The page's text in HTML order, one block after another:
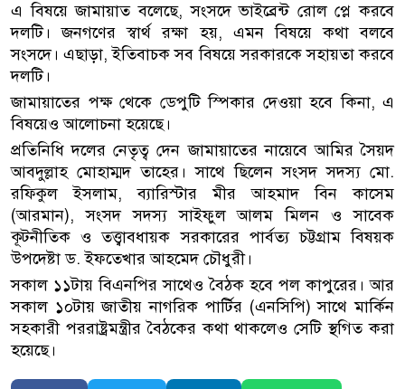
এ বিষয়ে জামায়াত বলেছে, সংসদে ভাইব্রেন্ট রোল প্লে করবে
দলটি। জনগণের স্বার্থ রক্ষা হয়, এমন বিষয়ে কথা বলবে
সংসদে। এছাড়া, ইতিবাচক সব বিষয়ে সরকারকে সহায়তা করবে
দলটি।
জামায়াতের পক্ষ থেকে ডেপুটি স্পিকার দেওয়া হবে কিনা, এ
বিষয়েও আলোচনা হয়েছে।
প্রতিনিধি দলের নেতৃত্ব দেন জামায়াতের নায়েবে আমির সৈয়দ
আবদুল্লাহ মোহাম্মদ তাহের। সাথে ছিলেন সংসদ সদস্য মো.
রফিকুল ইসলাম, ব্যারিস্টার মীর আহমাদ বিন কাসেম
(আরমান), সংসদ সদস্য সাইফুল আলম মিলন ও সাবেক
কূটনীতিক ও তত্ত্বাবধায়ক সরকারের পার্বত‍্য চট্টগ্রাম বিষয়ক
উপদেষ্টা ড. ইফতেখার আহমেদ চৌধুরী।
সকাল ১১টায় বিএনপির সাথেও বৈঠক হবে পল কাপুরের। আর
সকাল ১০টায় জাতীয় নাগরিক পার্টির (এনসিপি) সাথে মার্কিন
সহকারী পররাষ্ট্রমন্ত্রীর বৈঠকের কথা থাকলেও সেটি স্থগিত করা
হয়েছে।